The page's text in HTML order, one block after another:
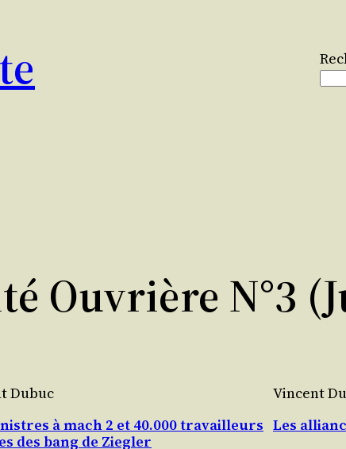
Ouvrière N°3
Dubuc
à mach 2 et 40.000 travailleurs
des bang de Ziegler
Vincent
Les